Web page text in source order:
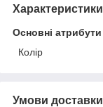
Характеристики
Основні атрибути
Колір
Умови доставки